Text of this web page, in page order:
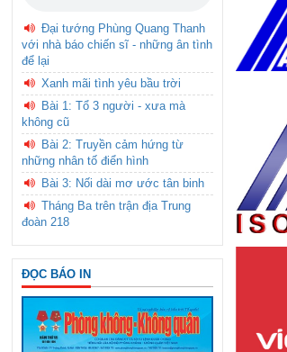
Đại tướng Phùng Quang Thanh
với nhà báo chiến sĩ - những ân tình
để lại
Xanh mãi tình yêu bầu trời
Bài 1: Tổ 3 người - xưa mà
không cũ
Bài 2: Truyền cảm hứng từ
những nhân tố điển hình
Bài 3: Nối dài mơ ước tân binh
Tháng Ba trên trận địa Trung
đoàn 218
ĐỌC BÁO IN